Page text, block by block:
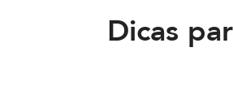
Dicas